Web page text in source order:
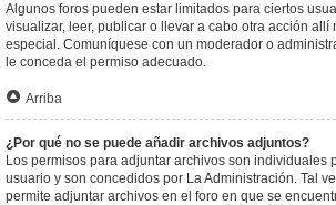
Algunos foros pueden estar limitados para ciertos
visualizar, leer, publicar o llevar a cabo otra acción allí
especial. Comuníquese con un moderador o
le conceda el permiso adecuado.
Arriba
¿Por qué no se puede añadir archivos adjuntos?
Los permisos para adjuntar archivos son individuales
usuario y son concedidos por La Administración. Tal
permite adjuntar archivos en el foro en que se